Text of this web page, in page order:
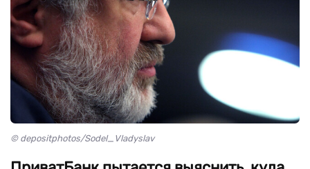
© depositphotos/Sodel_Vladyslav